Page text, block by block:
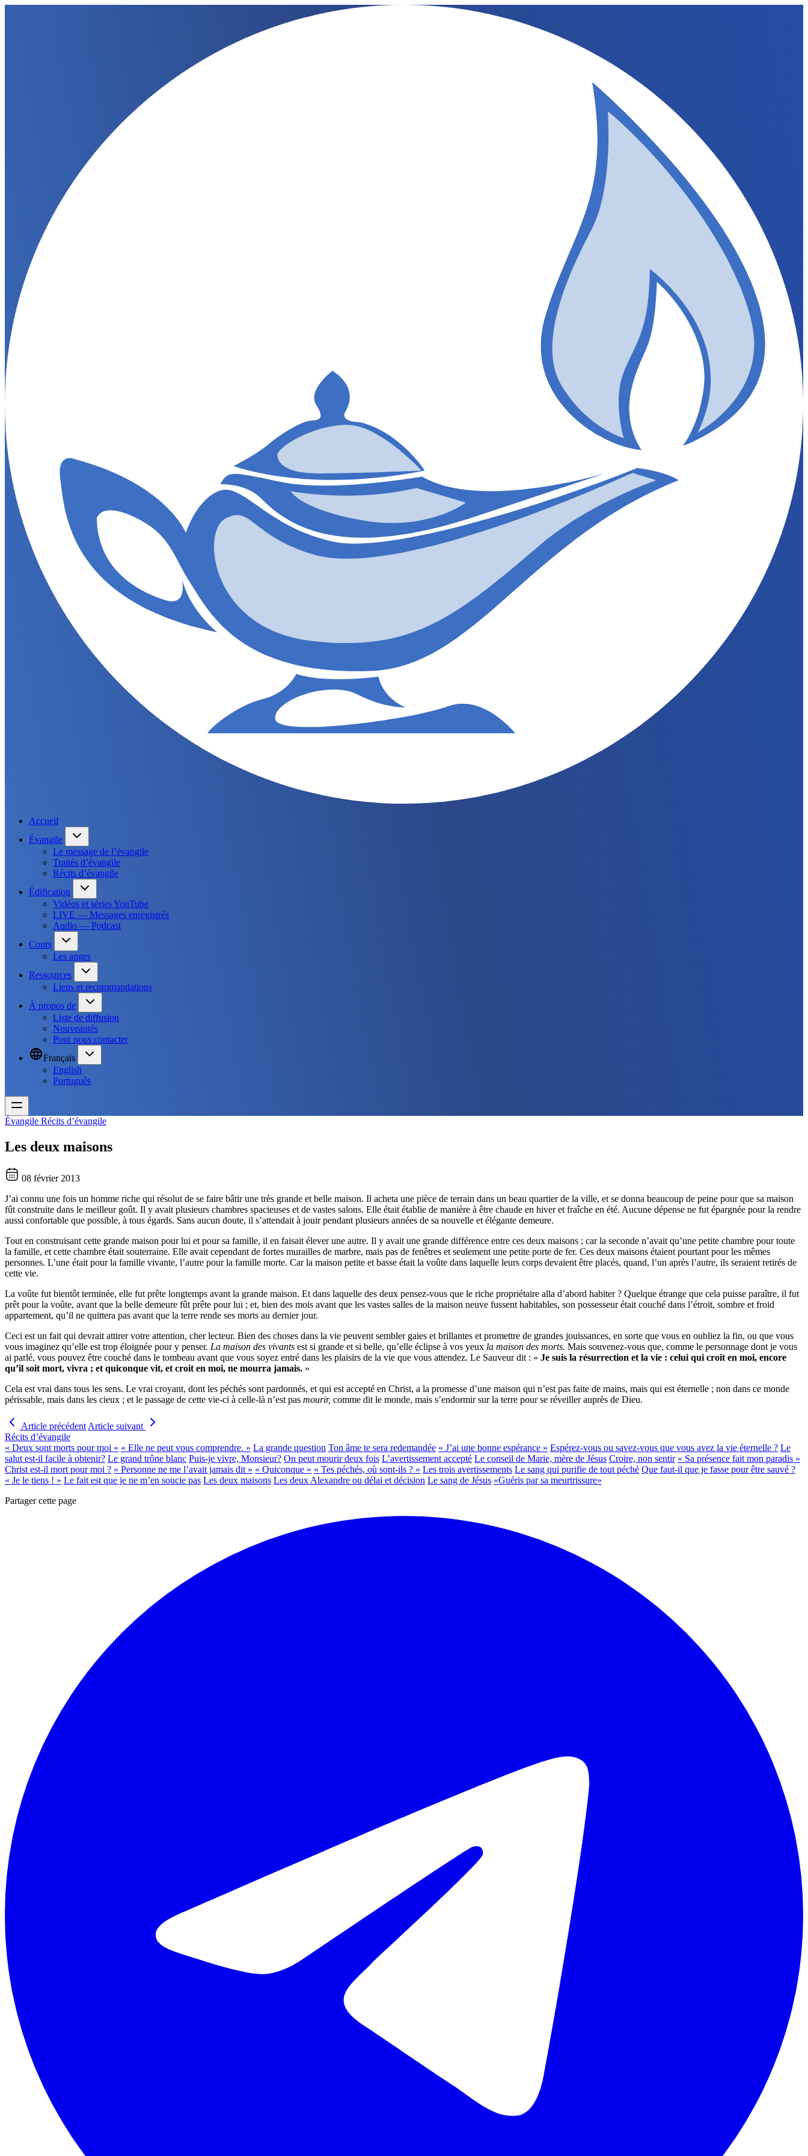
Accueil
Évangile
Le message de l’évangile
Traités d’évangile
Récits d’évangile
Édification
Vidéos et séries YouTube
LIVE — Messages enregistrés
Audio — Podcast
Cours
Les anges
Ressources
Liens et recommandations
À propos de
Liste de diffusion
Nouveautés
Pour nous contacter
Français
English
Português
Évangile Récits d’évangile
Les deux maisons
08 février 2013
J’ai connu une fois un homme riche qui résolut de se faire bâtir une très grande et belle maison. Il acheta une pièce de terrain dans un beau quartier de la ville, et se donna beaucoup de peine pour que sa maison
fût construite dans le meilleur goût. Il y avait plusieurs chambres spacieuses et de vastes salons. Elle était établie de manière à être chaude en hiver et fraîche en été. Aucune dépense ne fut épargnée pour la rendre
aussi confortable que possible, à tous égards. Sans aucun doute, il s’attendait à jouir pendant plusieurs années de sa nouvelle et élégante demeure.
Tout en construisant cette grande maison pour lui et pour sa famille, il en faisait élever une autre. Il y avait une grande différence entre ces deux maisons ; car la seconde n’avait qu’une petite chambre pour toute
la famille, et cette chambre était souterraine. Elle avait cependant de fortes murailles de marbre, mais pas de fenêtres et seulement une petite porte de fer. Ces deux maisons étaient pourtant pour les mêmes
personnes. L’une était pour la famille vivante, l’autre pour la famille morte. Car la maison petite et basse était la voûte dans laquelle leurs corps devaient être placés, quand, l’un après l’autre, ils seraient retirés de
cette vie.
La voûte fut bientôt terminée, elle fut prête longtemps avant la grande maison. Et dans laquelle des deux pensez-vous que le riche propriétaire alla d’abord habiter ? Quelque étrange que cela puisse paraître, il fut
prêt pour la voûte, avant que la belle demeure fût prête pour lui ; et, bien des mois avant que les vastes salles de la maison neuve fussent habitables, son possesseur était couché dans l’étroit, sombre et froid
appartement, qu’il ne quittera pas avant que la terre rende ses morts au dernier jour.
Ceci est un fait qui devrait attirer votre attention, cher lecteur. Bien des choses dans la vie peuvent sembler gaies et brillantes et promettre de grandes jouissances, en sorte que vous en oubliez la fin, ou que vous
vous imaginez qu’elle est trop éloignée pour y penser. La maison des vivants est si grande et si belle, qu’elle éclipse à vos yeux la maison des morts. Mais souvenez-vous que, comme le personnage dont je vous
ai parlé, vous pouvez être couché dans le tombeau avant que vous soyez entré dans les plaisirs de la vie que vous attendez. Le Sauveur dit : « Je suis la résurrection et la vie : celui qui croit en moi, encore
qu’il soit mort, vivra ; et quiconque vit, et croit en moi, ne mourra jamais. »
Cela est vrai dans tous les sens. Le vrai croyant, dont les péchés sont pardonnés, et qui est accepté en Christ, a la promesse d’une maison qui n’est pas faite de mains, mais qui est éternelle ; non dans ce monde
périssable, mais dans les cieux ; et le passage de cette vie-ci à celle-là n’est pas mourir, comme dit le monde, mais s’endormir sur la terre pour se réveiller auprès de Dieu.
Article précédent Article suivant
Récits d’évangile
« Deux sont morts pour moi » « Elle ne peut vous comprendre. » La grande question Ton âme te sera redemandée « J’ai une bonne espérance » Espérez-vous ou savez-vous que vous avez la vie éternelle ? Le
salut est-il facile à obtenir? Le grand trône blanc Puis-je vivre, Monsieur? On peut mourir deux fois L’avertissement accepté Le conseil de Marie, mère de Jésus Croire, non sentir « Sa présence fait mon paradis »
Christ est-il mort pour moi ? « Personne ne me l’avait jamais dit » « Quiconque » « Tes péchés, où sont-ils ? » Les trois avertissements Le sang qui purifie de tout péché Que faut-il que je fasse pour être sauvé ?
« Je le tiens ! » Le fait est que je ne m’en soucie pas Les deux maisons Les deux Alexandre ou délai et décision Le sang de Jésus «Guéris par sa meurtrissure»
Partager cette page